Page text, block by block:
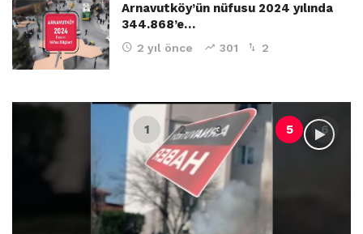
Arnavutköy’ün nüfusu 2024 yılında
344.868’e…
2 yıl önce 301 2